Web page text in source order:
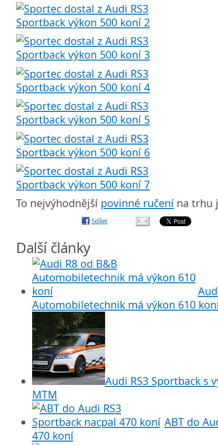
To nejvýhodnější povinné ručení na trhu
Sdílet
Další články
Automobiletechnik má výkon 610
Audi RS3 Sportback s
MTM
ABT do
470 koní